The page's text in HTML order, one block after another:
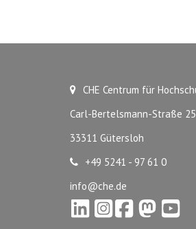
CHE Centrum für
Carl-Bertelsmann-Straße
33311 Gütersloh
+49 5241 - 97 61 0
info@che.de